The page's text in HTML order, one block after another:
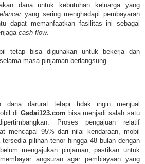
dana untuk kebutuhan keluarga yang
yang sering menghadapi pembayaran
dapat memanfaatkan fasilitas ini sebagai
cash flow.
tetap bisa digunakan untuk bekerja dan
masa pinjaman berlangsung.
dana darurat tetapi tidak ingin menjual
di Gadai123.com bisa menjadi salah satu
Proses pengajuan relatif
mencapai 95% dari nilai kendaraan, mobil
pilihan tenor hingga 48 bulan dengan
mengajukan pinjaman, pastikan untuk
angsuran agar pembiayaan yang